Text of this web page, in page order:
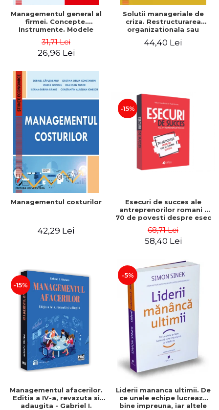
Managementul general al
firmei. Concepte.
Instrumente. Modele
31,71 Lei
26,96 Lei
Solutii manageriale de
criza. Restructurarea
organizationala sau
44,40 Lei
Managementul costurilor
42,29 Lei
-15%
Esecuri de succes ale
antreprenorilor romani -
70 de povesti despre esec
68,71 Lei
58,40 Lei
-15%
Managementul afacerilor.
Editia a IV-a, revazuta si
adaugita - Gabriel I.
-5%
Liderii mananca ultimii. De
ce unele echipe lucreaza
bine impreuna, iar altele